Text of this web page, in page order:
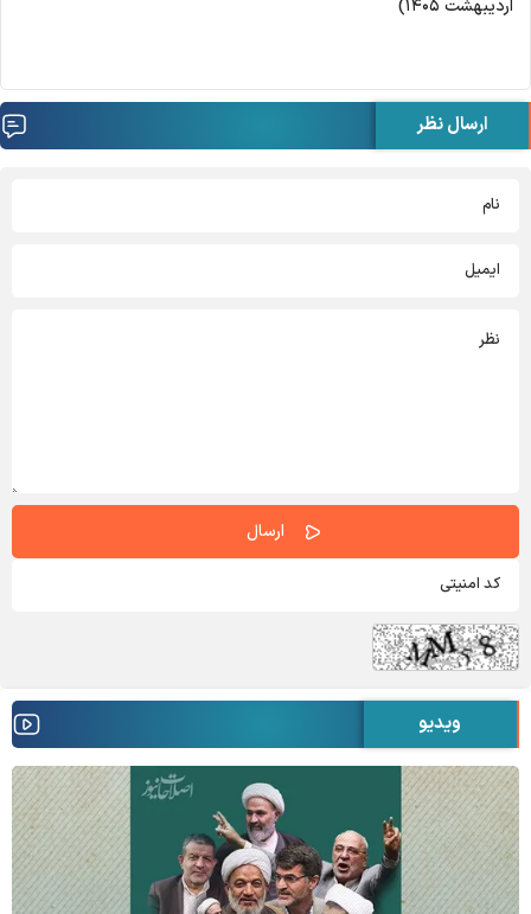
اردیبهشت ۱۴۰۵)
ارسال نظر
ویدیو